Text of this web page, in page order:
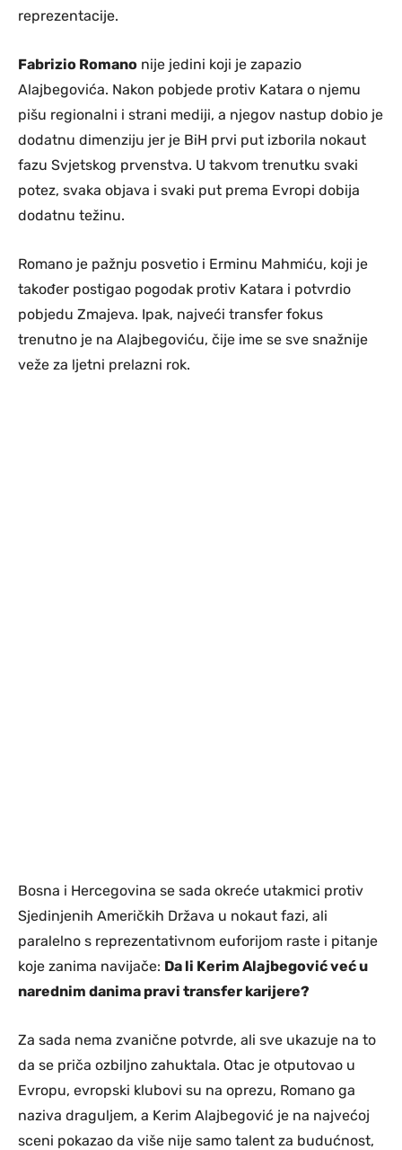
reprezentacije.
Fabrizio Romano nije jedini koji je zapazio
Alajbegovića. Nakon pobjede protiv Katara o njemu
pišu regionalni i strani mediji, a njegov nastup dobio je
dodatnu dimenziju jer je BiH prvi put izborila nokaut
fazu Svjetskog prvenstva. U takvom trenutku svaki
potez, svaka objava i svaki put prema Evropi dobija
dodatnu težinu.
Romano je pažnju posvetio i Erminu Mahmiću, koji je
također postigao pogodak protiv Katara i potvrdio
pobjedu Zmajeva. Ipak, najveći transfer fokus
trenutno je na Alajbegoviću, čije ime se sve snažnije
veže za ljetni prelazni rok.
Bosna i Hercegovina se sada okreće utakmici protiv
Sjedinjenih Američkih Država u nokaut fazi, ali
paralelno s reprezentativnom euforijom raste i pitanje
koje zanima navijače: Da li Kerim Alajbegović već u
narednim danima pravi transfer karijere?
Za sada nema zvanične potvrde, ali sve ukazuje na to
da se priča ozbiljno zahuktala. Otac je otputovao u
Evropu, evropski klubovi su na oprezu, Romano ga
naziva draguljem, a Kerim Alajbegović je na najvećoj
sceni pokazao da više nije samo talent za budućnost,